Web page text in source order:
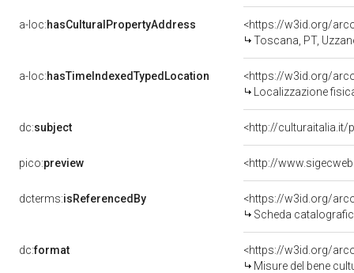
a-loc:hasCulturalPropertyAddress
<https://w3id.org/
Toscana, PT,
a-loc:hasTimeIndexedTypedLocation
<https://w3id.org/
Localizzazione
dc:subject <http://culturaitalia.it/
pico:preview <http://
dcterms:isReferencedBy
<https://w3id.org/
Scheda
dc:format
<https://w3id.org/
Misure del bene